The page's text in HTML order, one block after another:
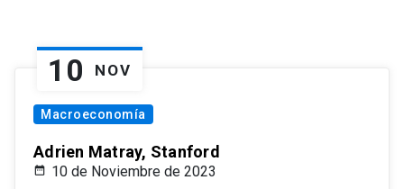
10 NOV
Macroeconomía
Adrien Matray, Stanford
10 de Noviembre de 2023